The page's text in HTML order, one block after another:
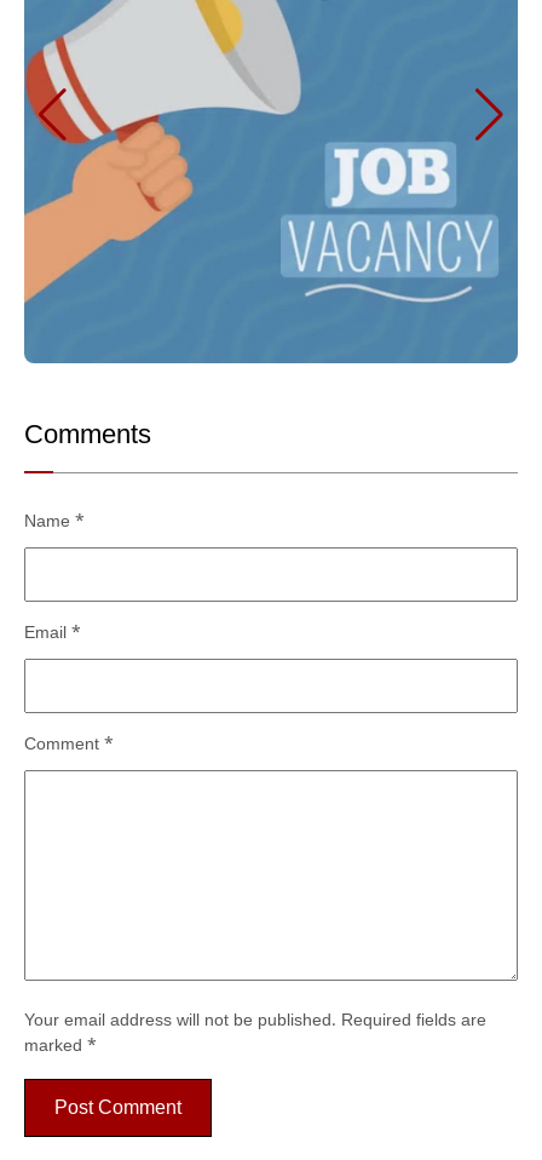
Comments
Your email address will not be published. Required fields are
marked *
Comment *
Name *
Email *